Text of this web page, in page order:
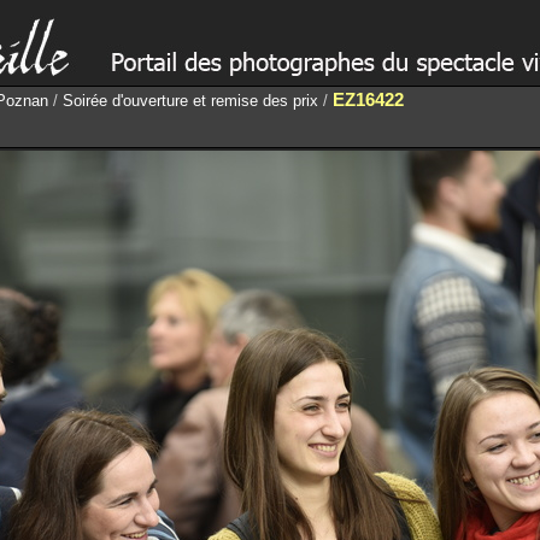
/ Soirée d'ouverture et remise des prix / EZ16422